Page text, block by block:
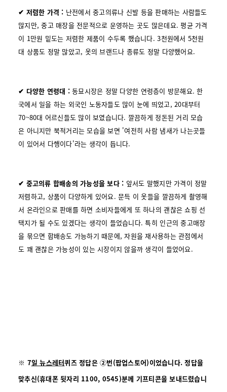
✔ 저렴한 가격 : 난전에서 중고의류나 신발 등을 판매하는 사람들도
많지만, 중고 매장을 전문적으로 운영하는 곳도 많은데요. 평균 가격
이 1만원 밑도는 저렴한 제품이 수두록 했습니다. 3천원에서 5천원
대 상품도 정말 많았고, 옷의 브랜드나 종류도 정말 다양했어요.
✔ 다양한 연령대 :동묘시장은 정말 다양한 연령층이 방문해요. 한
국에서 일을 하는 외국인 노동자들도 많이 눈에 띄었고, 20대부터
70~80대 어르신들도 많이 보였습니다. 깔끔하게 정돈된 거리 모습
은 아니지만 북적거리는 모습을 보면 '여전히 사람 냄새가 나는곳들
이 있어서 다행이다'라는 생각이 듭니다.
✔ 중고의류 합배송의 가능성을 보다 : 앞서도 말했지만 가격이 정말
저렴하고, 상품이 다양하게 있어요. 문득 이 옷들을 깔끔하게 촬영해
서 온라인으로 판매를 하면 소비자들에게 또 하나의 괜찮은 쇼핑 선
택지가 될 수도 있겠다는 생각이 들었습니다. 특히 인근의 중고매장
을 묶으면 합배송도 가능하기 때문에, 자원을 재사용하는 관점에서
도 꽤 괜찮은 가능성이 있는 시장이지 않을까 생각이 들었어요.
※ 7일 뉴스레터퀴즈 정답은 ②번(팝업스토어)이었습니다. 정답을
맞추신(휴대폰 뒷자리 1100, 0545)분께 기프티콘을 보내드렸습니